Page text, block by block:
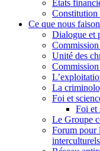
États
Constitution
Ce que nous
Dialogue et
Unité des
La
Foi et
Foi et
Le Groupe
Forum pour